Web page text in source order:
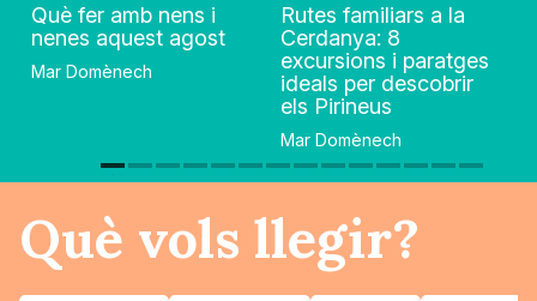
Què fer amb nens i
nenes aquest agost
Mar Domènech
Rutes familiars a la
Cerdanya: 8
excursions i paratges
ideals per descobrir
els Pirineus
Mar Domènech
Què vols llegir?